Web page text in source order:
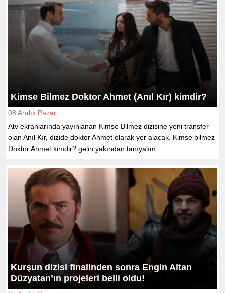
Kimse Bilmez Doktor Ahmet (Anıl Kır) kimdir?
08 Aralık Pazar
Atv ekranlarında yayınlanan Kimse Bilmez dizisine yeni transfer
olan Anıl Kır, dizide doktor Ahmet olarak yer alacak. Kimse bilmez
Doktor Ahmet kimdir? gelin yakından tanıyalım...
Kurşun dizisi finalinden sonra Engin Altan
Düzyatan’ın projeleri belli oldu!